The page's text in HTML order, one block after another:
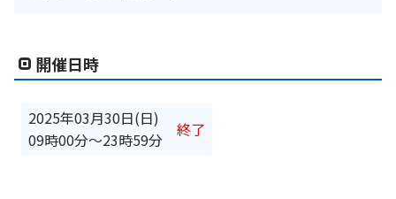
開催日時
2025年03月30日(日)
09時00分〜23時59分
終了